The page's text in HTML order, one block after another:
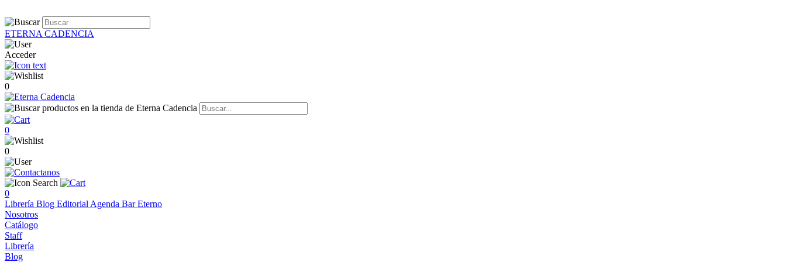
ETERNA CADENCIA
Acceder
0
0
0
0
Librería Blog Editorial Agenda Bar Eterno
Nosotros
Catálogo
Staff
Librería
Blog